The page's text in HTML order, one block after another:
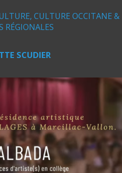
CULTURE OCCITANE &
RÉGIONALES
SCUDIER